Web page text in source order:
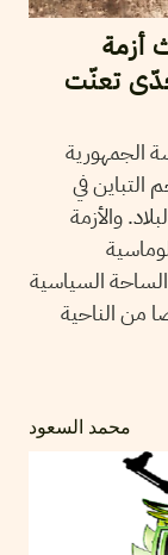
أزمة
تعنّت
الجمهورية
في
والأزمة
السياسية
من الناحية
محمد السعود